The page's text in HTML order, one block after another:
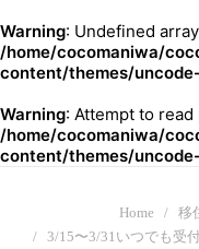
Warning: Undefined
/home/cocomaniwa/
content/themes/
Warning: Attempt to
/home/cocomaniwa/
content/themes/
Home 移
3/15〜3/31いつでも受